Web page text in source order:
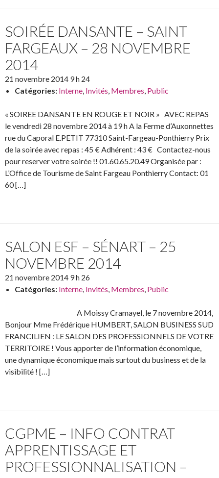
SOIRÉE DANSANTE – SAINT
FARGEAUX – 28 NOVEMBRE
2014
21 novembre 2014 9 h 24
Catégories: Interne, Invités, Membres, Public
« SOIREE DANSANTE EN ROUGE ET NOIR » AVEC REPAS
le vendredi 28 novembre 2014 à 19 h A la Ferme d’Auxonnettes
rue du Caporal E.PETIT 77310 Saint-Fargeau-Ponthierry Prix
de la soirée avec repas : 45 € Adhérent : 43 € Contactez-nous
pour reserver votre soirée !! 01.60.65.20.49 Organisée par :
L’Office de Tourisme de Saint Fargeau Ponthierry Contact: 01
60 […]
SALON ESF – SÉNART – 25
NOVEMBRE 2014
21 novembre 2014 9 h 26
Catégories: Interne, Invités, Membres, Public
A Moissy Cramayel, le 7 novembre 2014,
Bonjour Mme Frédérique HUMBERT, SALON BUSINESS SUD
FRANCILIEN : LE SALON DES PROFESSIONNELS DE VOTRE
TERRITOIRE ! Vous apporter de l’information économique,
une dynamique économique mais surtout du business et de la
visibilité ! […]
CGPME – INFO CONTRAT
APPRENTISSAGE ET
PROFESSIONNALISATION –